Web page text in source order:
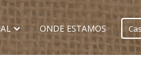
ONDE ESTAMOS